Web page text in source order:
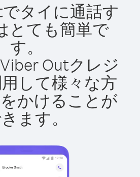
タイに通話す
とても簡単で
す。
Outクレジ
して様々な方
かけることが
ます。